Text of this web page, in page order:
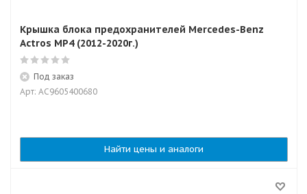
Крышка блока предохранителей Mercedes-Benz
Actros MP4 (2012-2020г.)
Под заказ
Арт: AC9605400680
Найти цены и аналоги